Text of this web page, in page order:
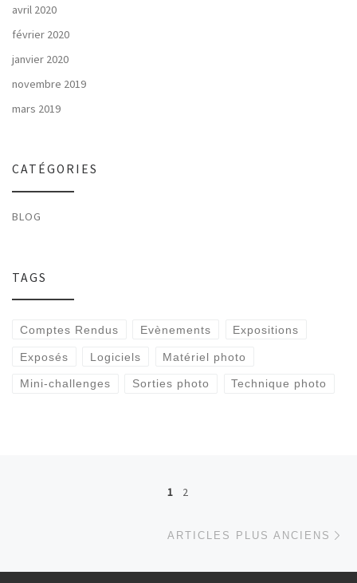
avril 2020
février 2020
janvier 2020
novembre 2019
mars 2019
CATÉGORIES
BLOG
TAGS
Comptes Rendus Evènements Expositions
Exposés Logiciels Matériel photo
Mini-challenges Sorties photo Technique photo
Navigation dans les articles
1 2
ARTICLES PLUS ANCIENS